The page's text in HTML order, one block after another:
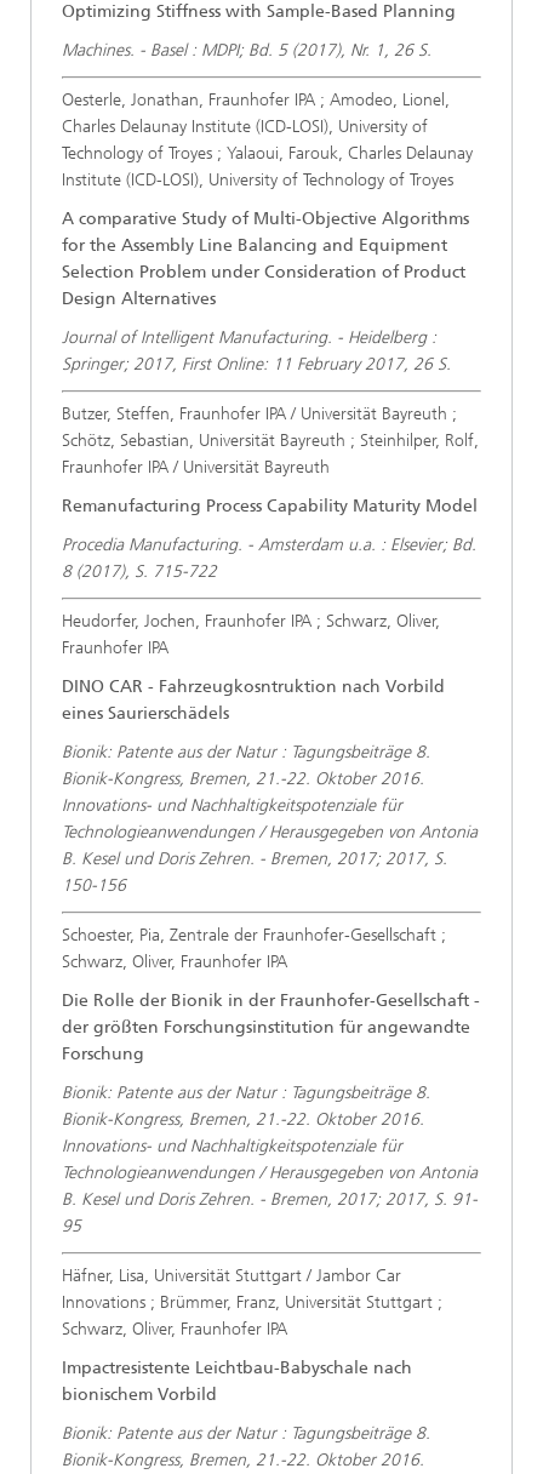
Optimizing Stiffness with Sample-Based Planning
Machines. - Basel : MDPI; Bd. 5 (2017), Nr. 1, 26 S.
Oesterle, Jonathan, Fraunhofer IPA ; Amodeo, Lionel,
Charles Delaunay Institute (ICD-LOSI), University of
Technology of Troyes ; Yalaoui, Farouk, Charles Delaunay
Institute (ICD-LOSI), University of Technology of Troyes
A comparative Study of Multi-Objective Algorithms
for the Assembly Line Balancing and Equipment
Selection Problem under Consideration of Product
Design Alternatives
Journal of Intelligent Manufacturing. - Heidelberg :
Springer; 2017, First Online: 11 February 2017, 26 S.
Butzer, Steffen, Fraunhofer IPA / Universität Bayreuth ;
Schötz, Sebastian, Universität Bayreuth ; Steinhilper, Rolf,
Fraunhofer IPA / Universität Bayreuth
Remanufacturing Process Capability Maturity Model
Procedia Manufacturing. - Amsterdam u.a. : Elsevier; Bd.
8 (2017), S. 715-722
Heudorfer, Jochen, Fraunhofer IPA ; Schwarz, Oliver,
Fraunhofer IPA
DINO CAR - Fahrzeugkosntruktion nach Vorbild
eines Saurierschädels
Bionik: Patente aus der Natur : Tagungsbeiträge 8.
Bionik-Kongress, Bremen, 21.-22. Oktober 2016.
Innovations- und Nachhaltigkeitspotenziale für
Technologieanwendungen / Herausgegeben von Antonia
B. Kesel und Doris Zehren. - Bremen, 2017; 2017, S.
150-156
Schoester, Pia, Zentrale der Fraunhofer-Gesellschaft ;
Schwarz, Oliver, Fraunhofer IPA
Die Rolle der Bionik in der Fraunhofer-Gesellschaft -
der größten Forschungsinstitution für angewandte
Forschung
Bionik: Patente aus der Natur : Tagungsbeiträge 8.
Bionik-Kongress, Bremen, 21.-22. Oktober 2016.
Innovations- und Nachhaltigkeitspotenziale für
Technologieanwendungen / Herausgegeben von Antonia
B. Kesel und Doris Zehren. - Bremen, 2017; 2017, S. 91-
95
Häfner, Lisa, Universität Stuttgart / Jambor Car
Innovations ; Brümmer, Franz, Universität Stuttgart ;
Schwarz, Oliver, Fraunhofer IPA
Impactresistente Leichtbau-Babyschale nach
bionischem Vorbild
Bionik: Patente aus der Natur : Tagungsbeiträge 8.
Bionik-Kongress, Bremen, 21.-22. Oktober 2016.